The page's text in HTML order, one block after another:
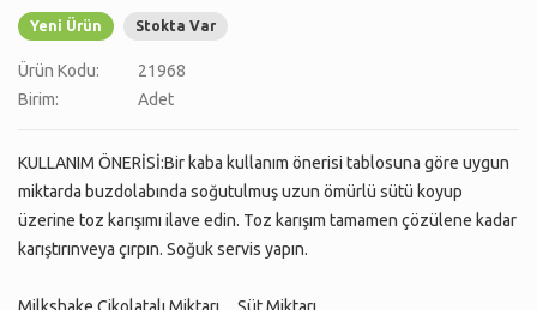
Yeni Ürün Stokta Var
Ürün Kodu:
21968
Birim:
Adet
KULLANIM ÖNERİSİ:Bir kaba kullanım önerisi tablosuna göre uygun
miktarda buzdolabında soğutulmuş uzun ömürlü sütü koyup
üzerine toz karışımı ilave edin. Toz karışım tamamen çözülene kadar
karıştırınveya çırpın. Soğuk servis yapın.